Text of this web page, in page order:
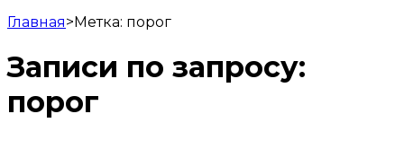
Главная>Метка: порог
Записи по запросу:
порог